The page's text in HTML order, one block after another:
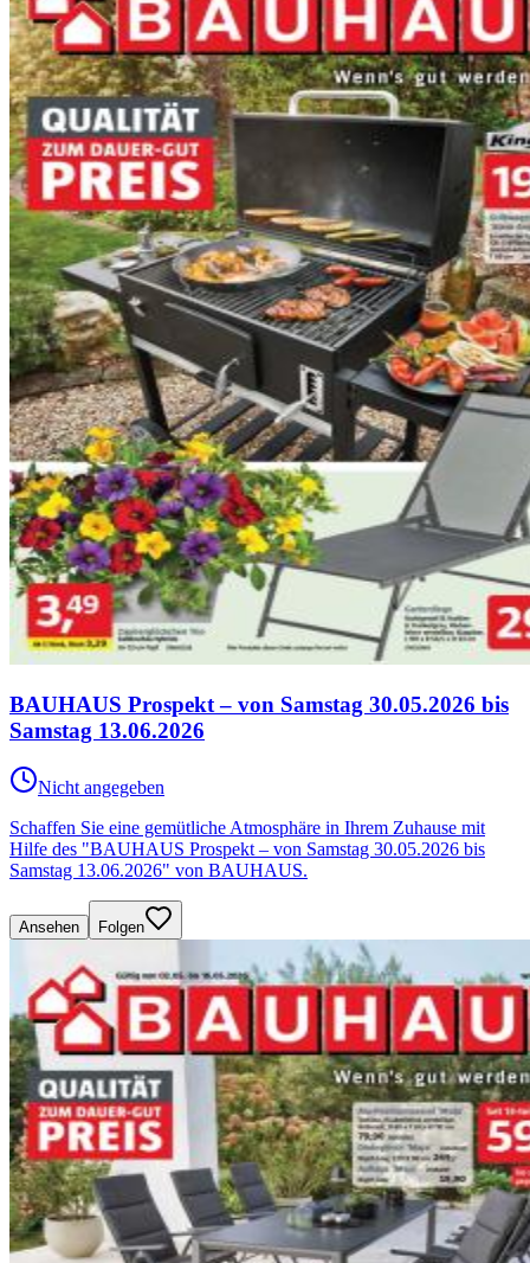
BAUHAUS Prospekt – von Samstag 30.05.2026 bis
Samstag 13.06.2026
Nicht angegeben
Schaffen Sie eine gemütliche Atmosphäre in Ihrem Zuhause mit
Hilfe des "BAUHAUS Prospekt – von Samstag 30.05.2026 bis
Samstag 13.06.2026" von BAUHAUS.
Ansehen Folgen